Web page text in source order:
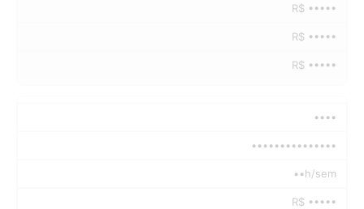
R$ •••••
R$ •••••
R$ •••••
••••
•••••••••••••••
••h/sem
R$ •••••